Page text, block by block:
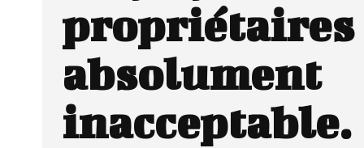
propriétaires
absolument
inacceptable.